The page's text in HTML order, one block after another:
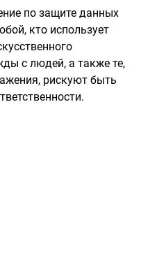
по защите данных
кто использует
с людей, а также те,
рискуют быть